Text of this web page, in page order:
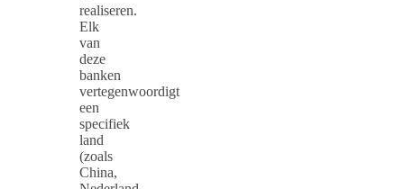
realiseren.
Elk
van
deze
banken
vertegenwoordigt
een
specifiek
land
(zoals
China,